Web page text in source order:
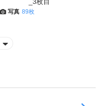
写真 89枚